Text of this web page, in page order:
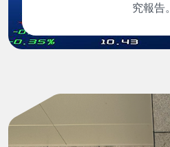
究報告。